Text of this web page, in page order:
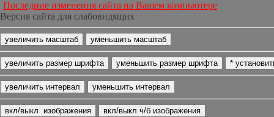
Последние изменения сайта на Вашем компьютере
Версия сайта для слабовидящих